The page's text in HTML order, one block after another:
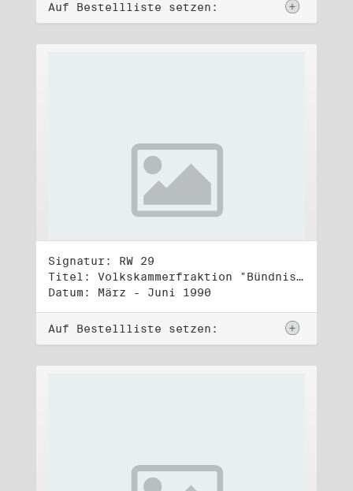
Auf Bestellliste setzen:
Signatur: RW 29
Titel: Volkskammerfraktion "Bündnis 90/Grüne" (1)
Datum: März - Juni 1990
Auf Bestellliste setzen: